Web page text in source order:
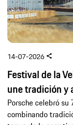
une tradición y
Porsche celebró su
combinando
toque de la